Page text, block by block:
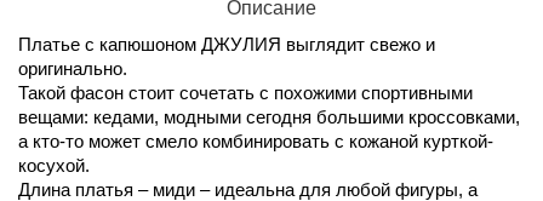
Описание
Платье с капюшоном ДЖУЛИЯ выглядит свежо и
оригинально.
Такой фасон стоит сочетать с похожими спортивными
вещами: кедами, модными сегодня большими кроссовками,
а кто-то может смело комбинировать с кожаной курткой-
косухой.
Длина платья – миди – идеальна для любой фигуры, а